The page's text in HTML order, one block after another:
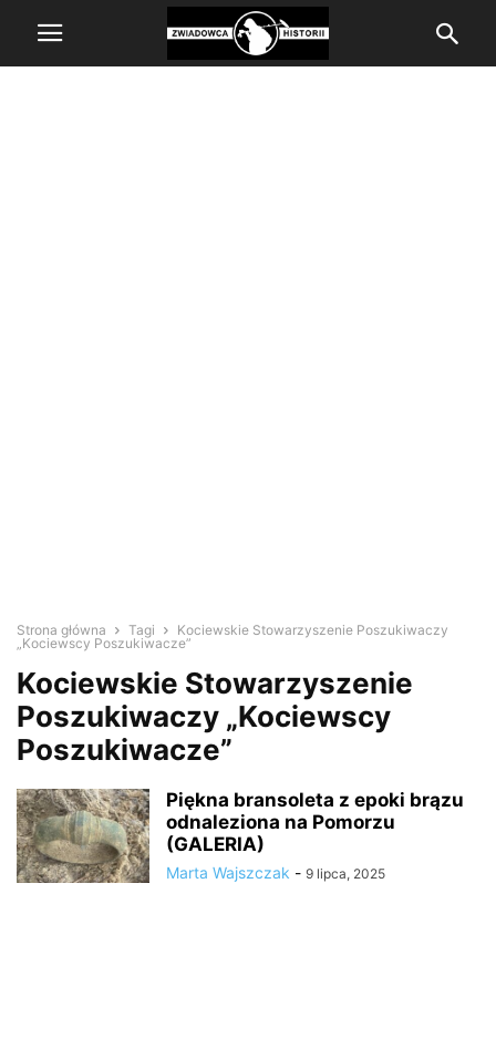
Strona główna Tagi
Kociewskie Stowarzyszenie Poszukiwaczy
„Kociewscy Poszukiwacze”
Kociewskie Stowarzyszenie
Poszukiwaczy „Kociewscy
Poszukiwacze”
Piękna bransoleta z epoki brązu
odnaleziona na Pomorzu
(GALERIA)
Marta Wajszczak - 9 lipca, 2025